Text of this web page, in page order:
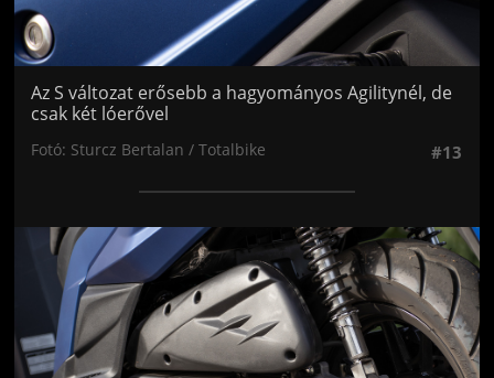
Az S változat erősebb a hagyományos Agilitynél, de
csak két lóerővel
Fotó: Sturcz Bertalan / Totalbike #13
Jön még kép!